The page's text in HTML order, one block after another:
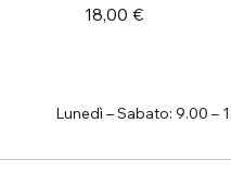
Prezzo
18,00 €
Lunedì – Sabato: 9.00 –